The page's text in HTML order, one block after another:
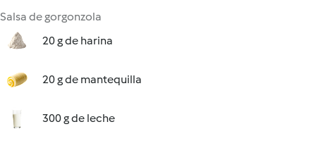
Salsa de gorgonzola
20 g de harina
20 g de mantequilla
300 g de leche